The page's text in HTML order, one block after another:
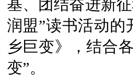
基、团结奋进新
润盟”读书活动的
乡巨变》，结合
变”。